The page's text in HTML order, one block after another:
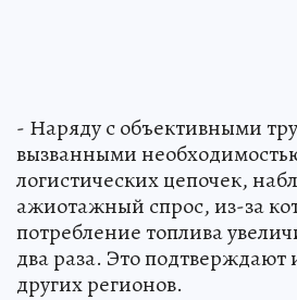
- Наряду с объективными
вызванными
логистических цепочек,
ажиотажный спрос, из-за
потребление топлива
два раза. Это подтверждают
других регионов.